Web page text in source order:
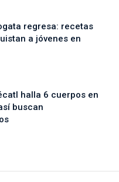
regresa: recetas
a jóvenes en
halla 6 cuerpos en
buscan